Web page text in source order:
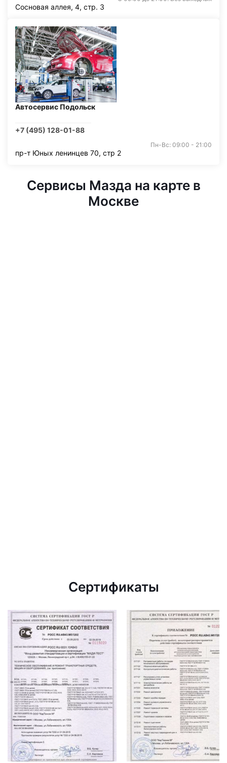
Сосновая аллея, 4, стр. 3
Автосервис Подольск
+7 (495) 128-01-88
Пн-Вс: 09:00 - 21:00
пр-т Юных ленинцев 70, стр 2
Сервисы Мазда на карте в
Москве
Сертификаты